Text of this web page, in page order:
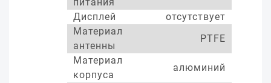
Дисплей
отсутствует
Материал
антенны
PTFE
Материал
корпуса
алюминий